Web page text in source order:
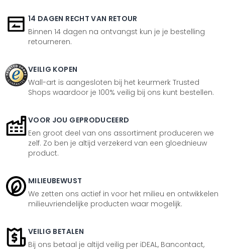
14 DAGEN RECHT VAN RETOUR
Binnen 14 dagen na ontvangst kun je je bestelling
retourneren.
VEILIG KOPEN
Wall-art is aangesloten bij het keurmerk Trusted
Shops waardoor je 100% veilig bij ons kunt bestellen.
VOOR JOU GEPRODUCEERD
Een groot deel van ons assortiment produceren we
zelf. Zo ben je altijd verzekerd van een gloednieuw
product.
MILIEUBEWUST
We zetten ons actief in voor het milieu en ontwikkelen
milieuvriendelijke producten waar mogelijk.
VEILIG BETALEN
Bij ons betaal je altijd veilig per iDEAL, Bancontact,